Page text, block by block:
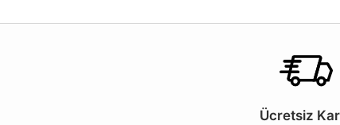
Ücretsiz